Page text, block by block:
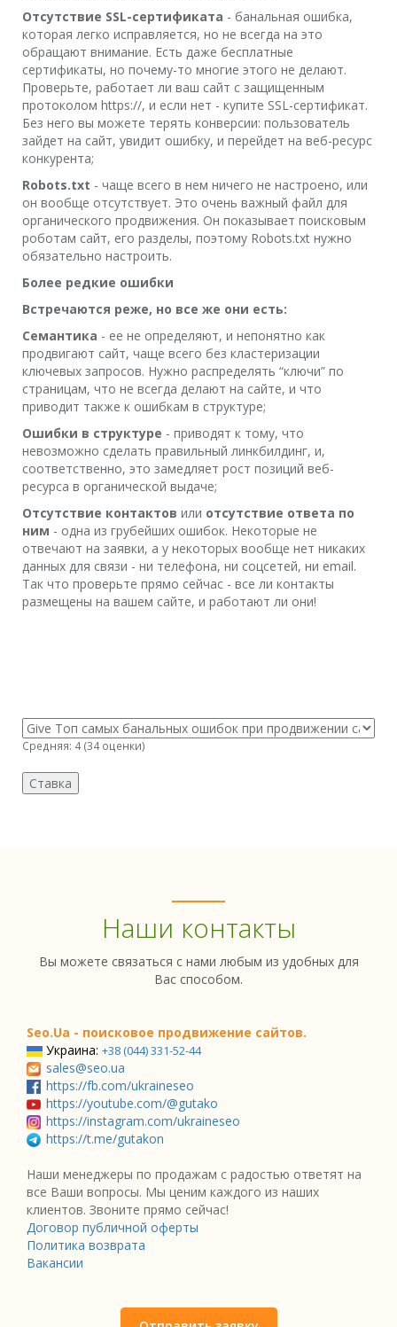
Отсутствие SSL-сертификата - банальная ошибка,
которая легко исправляется, но не всегда на это
обращают внимание. Есть даже бесплатные
сертификаты, но почему-то многие этого не делают.
Проверьте, работает ли ваш сайт с защищенным
протоколом https://, и если нет - купите SSL-сертификат.
Без него вы можете терять конверсии: пользователь
зайдет на сайт, увидит ошибку, и перейдет на веб-ресурс
конкурента;
Robots.txt - чаще всего в нем ничего не настроено, или
он вообще отсутствует. Это очень важный файл для
органического продвижения. Он показывает поисковым
роботам сайт, его разделы, поэтому Robots.txt нужно
обязательно настроить.
Более редкие ошибки
Встречаются реже, но все же они есть:
Семантика - ее не определяют, и непонятно как
продвигают сайт, чаще всего без кластеризации
ключевых запросов. Нужно распределять “ключи” по
страницам, что не всегда делают на сайте, и что
приводит также к ошибкам в структуре;
Ошибки в структуре - приводят к тому, что
невозможно сделать правильный линкбилдинг, и,
соответственно, это замедляет рост позиций веб-
ресурса в органической выдаче;
Отсутствие контактов или отсутствие ответа по
ним - одна из грубейших ошибок. Некоторые не
отвечают на заявки, а у некоторых вообще нет никаких
данных для связи - ни телефона, ни соцсетей, ни email.
Так что проверьте прямо сейчас - все ли контакты
размещены на вашем сайте, и работают ли они!
Средняя: 4 (34оценки)
Наши контакты
Вы можете связаться с нами любым из удобных для
Вас способом.
Seo.Ua - поисковое продвижение сайтов.
Украина: +38 (044) 331-52-44
sales@seo.ua
https://fb.com/ukraineseo
https://youtube.com/@gutako
https://instagram.com/ukraineseo
https://t.me/gutakon
Наши менеджеры по продажам с радостью ответят на
все Ваши вопросы. Мы ценим каждого из наших
клиентов. Звоните прямо сейчас!
Договор публичной оферты
Политика возврата
Вакансии